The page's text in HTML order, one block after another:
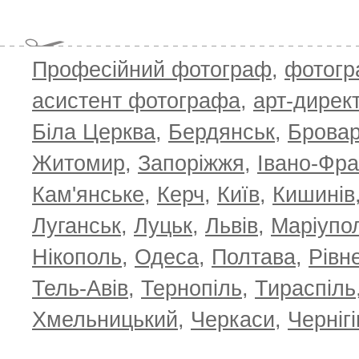
TOP 100 for May 2026 0 +6.59 ТОП 100
+4.30
Професійний фотограф,
асистент фотографа, арт-
Біла Церква, Бердянськ,
Житомир, Запоріжжя, Івано-
Кам'янське, Керч, Київ, Кишинів
Луганськ, Луцьк, Львів,
Нікополь, Одеса, Полтава,
Тель-Авів, Тернопіль, Тираспіль
Хмельницький, Черкаси,